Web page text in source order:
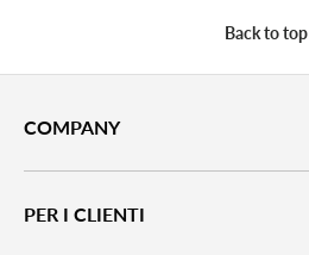
Back to top
COMPANY
PER I CLIENTI